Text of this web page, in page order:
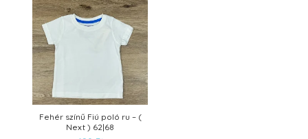
Fehér színű Fiú poló ru – (
Next ) 62|68